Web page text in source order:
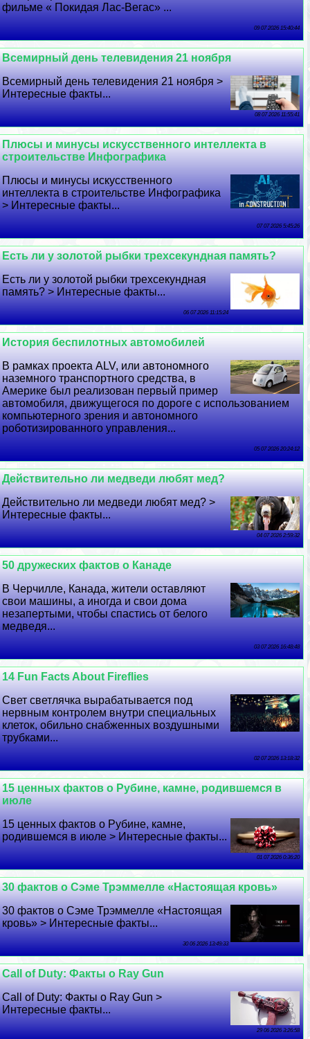
фильме « Покидая Лас-Вегас» ...
09 07 2026 15:40:44
Всемирный день телевидения 21 ноября
Всемирный день телевидения 21 ноября >
Интересные факты...
08 07 2026 11:55:41
Плюсы и минусы искусственного интеллекта в
строительстве Инфографика
Плюсы и минусы искусственного
интеллекта в строительстве Инфографика
> Интересные факты...
07 07 2026 5:45:26
Есть ли у золотой рыбки трехсекундная память?
Есть ли у золотой рыбки трехсекундная
память? > Интересные факты...
06 07 2026 11:15:24
История беспилотных автомобилей
В рамках проекта ALV, или автономного
наземного трaнcпортного средства, в
Америке был реализован первый пример
автомобиля, движущегося по дороге с использованием
компьютерного зрения и автономного
роботизированного управления...
05 07 2026 20:24:12
Действительно ли медведи любят мед?
Действительно ли медведи любят мед? >
Интересные факты...
04 07 2026 2:59:32
50 дружеских фактов о Канаде
В Черчилле, Канада, жители оставляют
свои машины, а иногда и свои дома
незапертыми, чтобы спастись от белого
медведя...
03 07 2026 16:48:48
14 Fun Facts About Fireflies
Свет светлячка выpaбатывается под
нервным контролем внутри специальных
клеток, обильно снабженных воздушными
трубками...
02 07 2026 13:18:32
15 ценных фактов о Рубине, камне, родившемся в
июле
15 ценных фактов о Рубине, камне,
родившемся в июле > Интересные факты...
01 07 2026 0:36:20
30 фактов о Сэме Трэммелле «Настоящая кровь»
30 фактов о Сэме Трэммелле «Настоящая
кровь» > Интересные факты...
30 06 2026 13:49:33
Call of Duty: Факты о Ray Gun
Call of Duty: Факты о Ray Gun >
Интересные факты...
29 06 2026 3:26:58